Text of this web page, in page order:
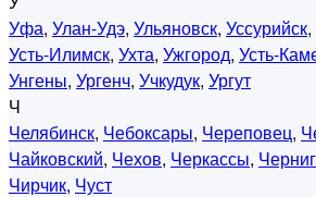
Уфа, Улан-Удэ, Ульяновск, Уссурийск,
Усть-Илимск, Ухта, Ужгород, Усть-
Унгены, Ургенч, Учкудук, Ургут
Ч
Челябинск, Чебоксары, Череповец,
Чайковский, Чехов, Черкассы,
Чирчик, Чуст